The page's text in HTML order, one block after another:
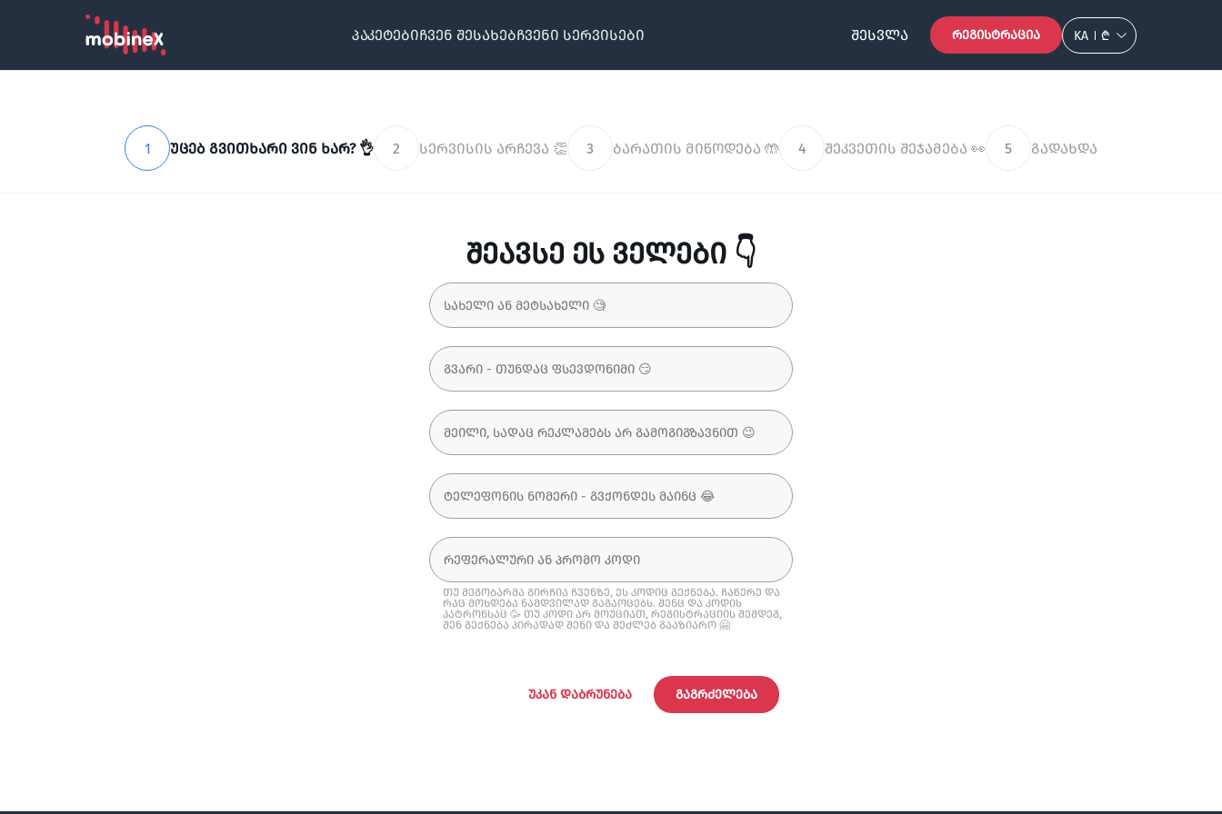
პაკეტებიჩვენ შესახებჩვენი სერვისები ᲨᲔᲡᲕᲚᲐ ᲠᲔᲒᲘᲡᲢᲠᲐᲪᲘᲐ KA ₾
1 უცებ გვითხარი ვინ ხარ? 👌 2 სერვისის არჩევა 👏 3 ბარათის მიწოდება 🤲 4 შეკვეთის შეჯამება 👀 5 გადახდა
შეავსე ეს ველები 👇
თუ მეგობარმა გირჩია ჩვენზე, ეს კოდიც გექნება. ჩაწერე და
რაც მოხდება ნამდვილად გაგაოცებს. შენც და კოდის
პატრონსაც 🥳 თუ კოდი არ მოუციათ, რეგისტრაციის შემდეგ,
შენ გექნება პირადად შენი და შეძლებ გააზიარო 🤗
ᲣᲙᲐᲜ ᲓᲐᲑᲠᲣᲜᲔᲑᲐ ᲒᲐᲒᲠᲫᲔᲚᲔᲑᲐ